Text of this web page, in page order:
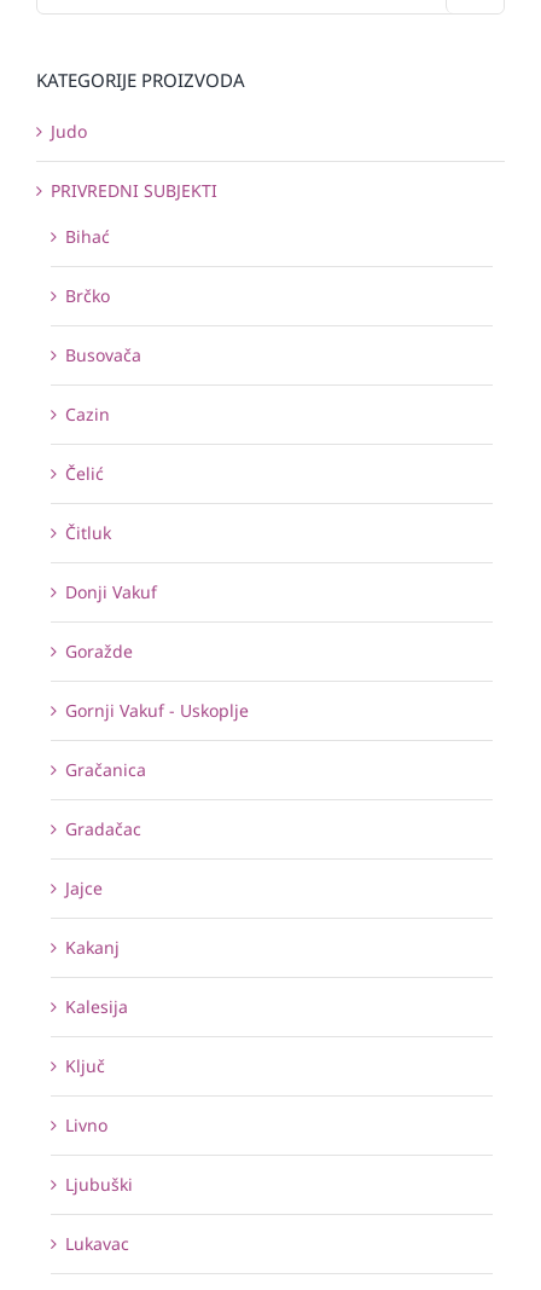
KATEGORIJE PROIZVODA
Judo
PRIVREDNI SUBJEKTI
Bihać
Brčko
Busovača
Cazin
Čelić
Čitluk
Donji Vakuf
Goražde
Gornji Vakuf - Uskoplje
Gračanica
Gradačac
Jajce
Kakanj
Kalesija
Ključ
Livno
Ljubuški
Lukavac